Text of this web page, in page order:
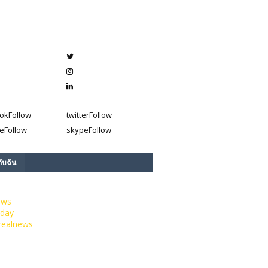
Follow twitterFollow
Follow skypeFollow
บฉัน